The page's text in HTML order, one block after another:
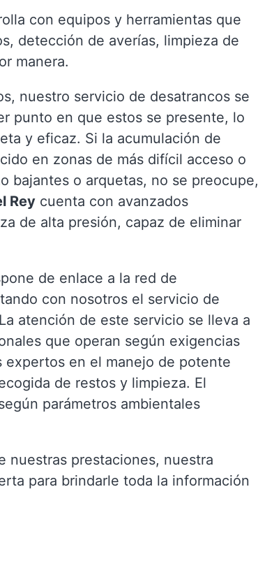
con equipos y herramientas que
detección de averías, limpieza de
manera.
nuestro servicio de desatrancos se
punto en que estos se presente, lo
y eficaz. Si la acumulación de
en zonas de más difícil acceso o
bajantes o arquetas, no se preocupe,
Rey cuenta con avanzados
de alta presión, capaz de eliminar
de enlace a la red de
con nosotros el servicio de
atención de este servicio se lleva a
que operan según exigencias
en el manejo de potente
de restos y limpieza. El
parámetros ambientales
nuestras prestaciones, nuestra
para brindarle toda la información